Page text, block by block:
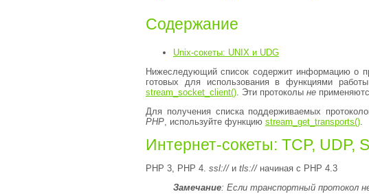
Содержание
Unix-сокеты: UNIX и UDG
Нижеследующий список содержит информацию о
готовых для использования в функциями
stream_socket_client() . Эти протоколы не
Для получения списка поддерживаемых
PHP , используйте функцию stream_get_transports()
Интернет-сокеты: TCP, UDP,
PHP 3, PHP 4. ssl://и tls://начиная с PHP 4.3
Замечание: Если транспортный протокол